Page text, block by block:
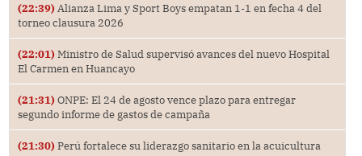
(22:39) Alianza Lima y Sport Boys empatan 1-1 en fecha 4 del
torneo clausura 2026
(22:01) Ministro de Salud supervisó avances del nuevo Hospital
El Carmen en Huancayo
(21:31) ONPE: El 24 de agosto vence plazo para entregar
segundo informe de gastos de campaña
(21:30) Perú fortalece su liderazgo sanitario en la acuicultura